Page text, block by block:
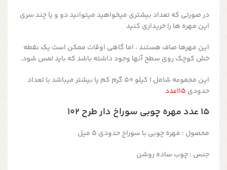
در صورتی که تعداد بیشتری میخواهید میتوانید دو و یا چند سری
این مهره ها را خریداری کنید
این مهرها صاف هستند ، اما گاهی اوقات ممکن است یک نقطه
خش کوچک روی سطح آنها وجود داشته باشد که باید لمس شود.
این مجموعه شامل 1 کیلو 50 گرم کم یا بیشتر میباشد با تعداد
حدودی 115عدد
۱۵ عدد مهره چوبی سوراخ دار طرح ۱۰۲
محصول : مهره چوبی با سوراخ حدودی 5 میل
جنس : چوب ساده روشن